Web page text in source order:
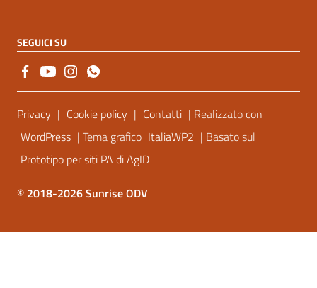
SEGUICI SU
Sezione Link Utili
Privacy | Cookie policy | Contatti | Realizzato con
WordPress | Tema grafico ItaliaWP2 | Basato sul
Prototipo per siti PA di AgID
© 2018-2026 Sunrise ODV